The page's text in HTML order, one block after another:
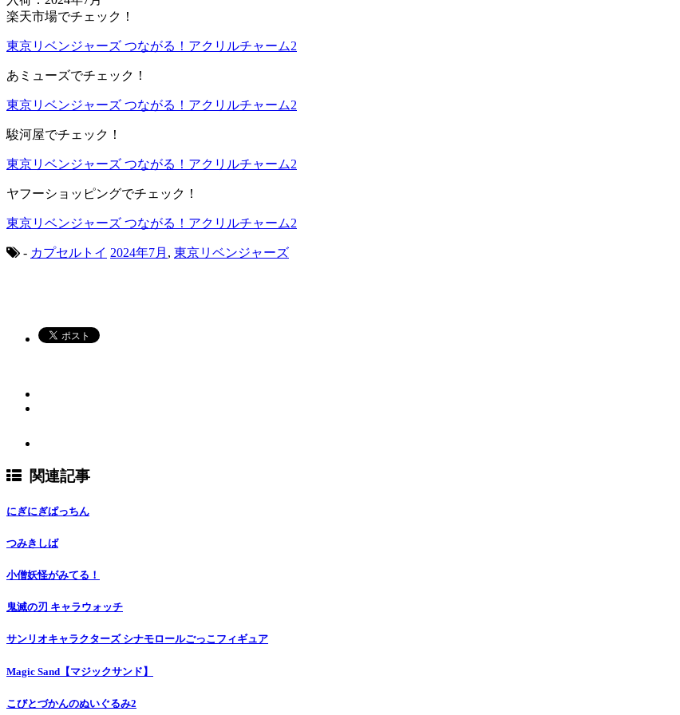
楽天市場でチェック！
東京リベンジャーズ つながる！アクリルチャーム2
あミューズでチェック！
東京リベンジャーズ つながる！アクリルチャーム2
駿河屋でチェック！
東京リベンジャーズ つながる！アクリルチャーム2
ヤフーショッピングでチェック！
東京リベンジャーズ つながる！アクリルチャーム2
- カプセルトイ 2024年7月 , 東京リベンジャーズ
関連記事
にぎにぎぱっちん
つみきしば
小僧妖怪がみてる！
鬼滅の刃 キャラウォッチ
サンリオキャラクターズ シナモロールごっこフィギュア
Magic Sand【マジックサンド】
こびとづかんのぬいぐるみ2